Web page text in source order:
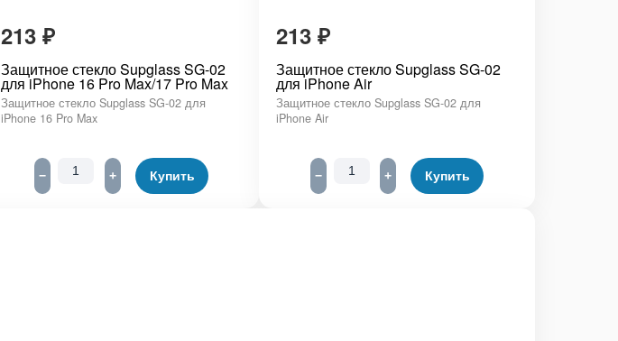
213 ₽
Защитное стекло Supglass SG-02
для iPhone 16 Pro Max/17 Pro Max
Защитное стекло Supglass SG-02 для
iPhone 16 Pro Max
− + Купить
213₽
Защитное стекло Supglass SG-02
для iPhone Air
Защитное стекло Supglass SG-02 для
iPhone Air
− + Купить